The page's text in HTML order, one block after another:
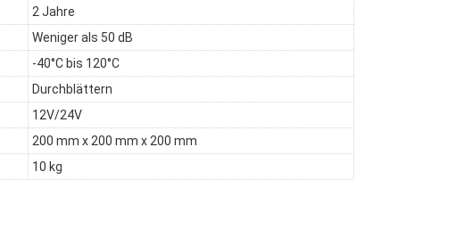
2 Jahre
Weniger als 50 dB
-40°C bis 120°C
Durchblättern
12V/24V
200 mm x 200 mm x 200 mm
10 kg